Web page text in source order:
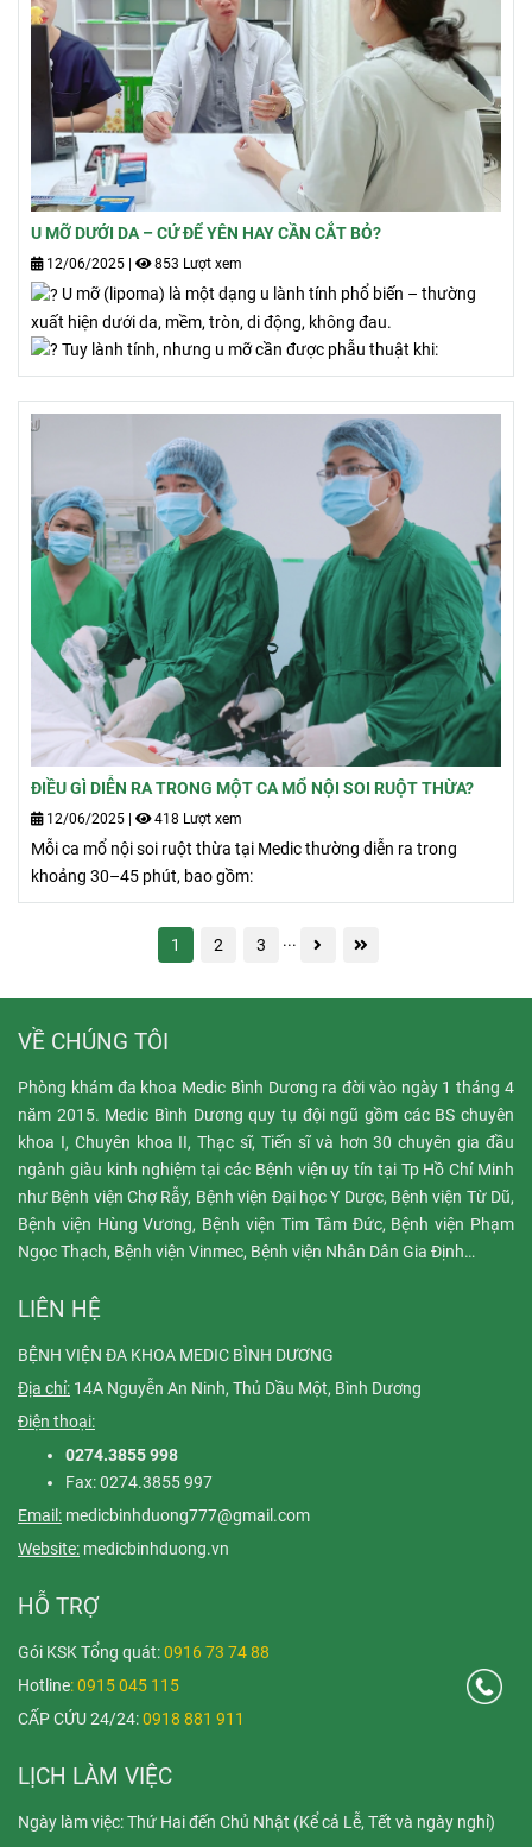
U MỠ DƯỚI DA – CỨ ĐỂ YÊN HAY CẦN CẮT BỎ?
12/06/2025 | 853 Lượt xem
U mỡ (lipoma) là một dạng u lành tính phổ biến – thường
xuất hiện dưới da, mềm, tròn, di động, không đau.
Tuy lành tính, nhưng u mỡ cần được phẫu thuật khi:
ĐIỀU GÌ DIỄN RA TRONG MỘT CA MỔ NỘI SOI RUỘT THỪA?
12/06/2025 418 Lượt xem
Mỗi ca mổ nội soi ruột thừa tại Medic thường diễn ra trong
khoảng 30–45 phút, bao gồm:
1 2 3 ...
VỀ CHÚNG TÔI
Phòng khám đa khoa Medic Bình Dương ra đời vào ngày 1 tháng 4
năm 2015. Medic Bình Dương quy tụ đội ngũ gồm các BS chuyên
khoa I, Chuyên khoa II, Thạc sĩ, Tiến sĩ và hơn 30 chuyên gia đầu
ngành giàu kinh nghiệm tại các Bệnh viện uy tín tại Tp Hồ Chí Minh
như Bệnh viện Chợ Rẫy, Bệnh viện Đại học Y Dược, Bệnh viện Từ Dũ,
Bệnh viện Hùng Vương, Bệnh viện Tim Tâm Đức, Bệnh viện Phạm
Ngọc Thạch, Bệnh viện Vinmec, Bệnh viện Nhân Dân Gia Định…
LIÊN HỆ
BỆNH VIỆN ĐA KHOA MEDIC BÌNH DƯƠNG
Địa chỉ: 14A Nguyễn An Ninh, Thủ Dầu Một, Bình Dương
Điện thoại:
0274.3855 998
Fax: 0274.3855 997
Email: medicbinhduong777@gmail.com
Website: medicbinhduong.vn
HỖ TRỢ
Gói KSK Tổng quát:0916 73 74 88
Hotline: 0915 045 115
CẤP CỨU 24/24:0918 881 911
LỊCH LÀM VIỆC
Ngày làm việc: Thứ Hai đến Chủ Nhật (Kể cả Lễ, Tết và ngày nghỉ)